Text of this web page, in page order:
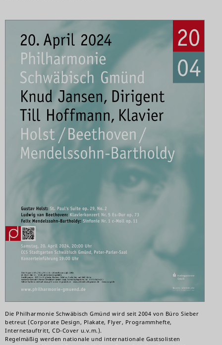
Die Philharmonie Schwäbisch Gmünd wird seit 2004 von Büro Sieber
betreut (Corporate Design, Plakate, Flyer, Programmhefte,
Internetauftritt, CD-Cover u.v.m.).
Regelmäßig werden nationale und internationale Gastsolisten